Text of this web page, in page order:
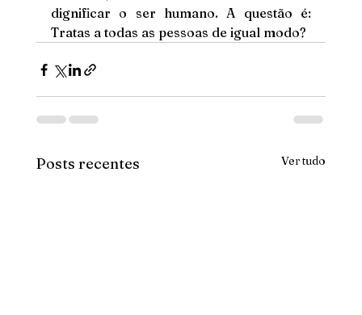
dignificar o ser humano. A questão é:
Tratas a todas as pessoas de igual modo?
Posts recentes Ver tudo